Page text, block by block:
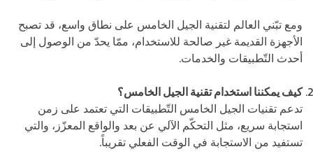
ومع تبّني العالم لتقنية الجيل الخامس على نطاق واسع، قد تصبح
الأجهزة القديمة غير صالحة للاستخدام، ممّا يحدّ من الوصول إلى
أحدث التّطبيقات والخدمات.
كيف يمكننا استخدام تقنية الجيل الخامس؟
تدعم تقنيات الجيل الخامس التّطبيقات التي تعتمد على زمن
استجابة سريع، مثل التحكّم الآلي عن بعد والواقع المعزّز، والتي
تستفيد من الاستجابة في الوقت الفعلي تقريباً.